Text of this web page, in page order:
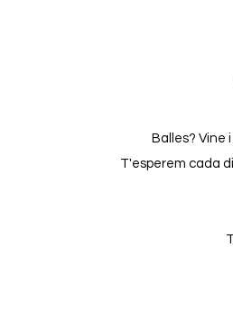
Balles? Vine
T'esperem cada